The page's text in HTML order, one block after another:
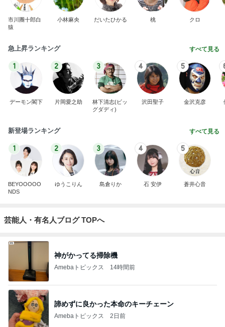
市川團十郎白
猿
小林麻央 だいたひかる 桃 クロ
急上昇ランキング すべて見る
1
デーモン閣下
2
片岡愛之助
3
林下清志(ビッ
グダディ)
4
沢田聖子
5
金沢克彦
新登場ランキング すべて見る
1
BEYOOOOO
NDS
2
ゆうこりん
3
島倉りか
4
石 安伊
5
蒼井心音
芸能人・有名人ブログ TOPへ
神がかってる掃除機
Amebaトピックス 14時間前
諦めずに良かった本命のキーチェーン
Amebaトピックス 2日前